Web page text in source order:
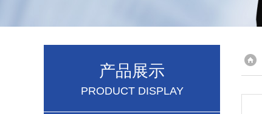
产品展示
PRODUCT DISPLAY